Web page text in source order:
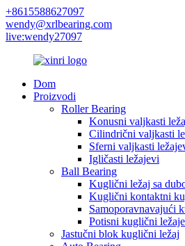
+8615588627097
wendy@xrlbearing.com
live:wendy27097
Dom
Proizvodi
Roller Bearing
Konusni valjkasti
Cilindrični valjkasti
Sferni valjkasti
Igličasti ležajevi
Ball Bearing
Kuglični ležaj sa
Kuglični kontaktni
Samoporavnavajući
Potisni kuglični
Jastučni blok kuglični ležaj